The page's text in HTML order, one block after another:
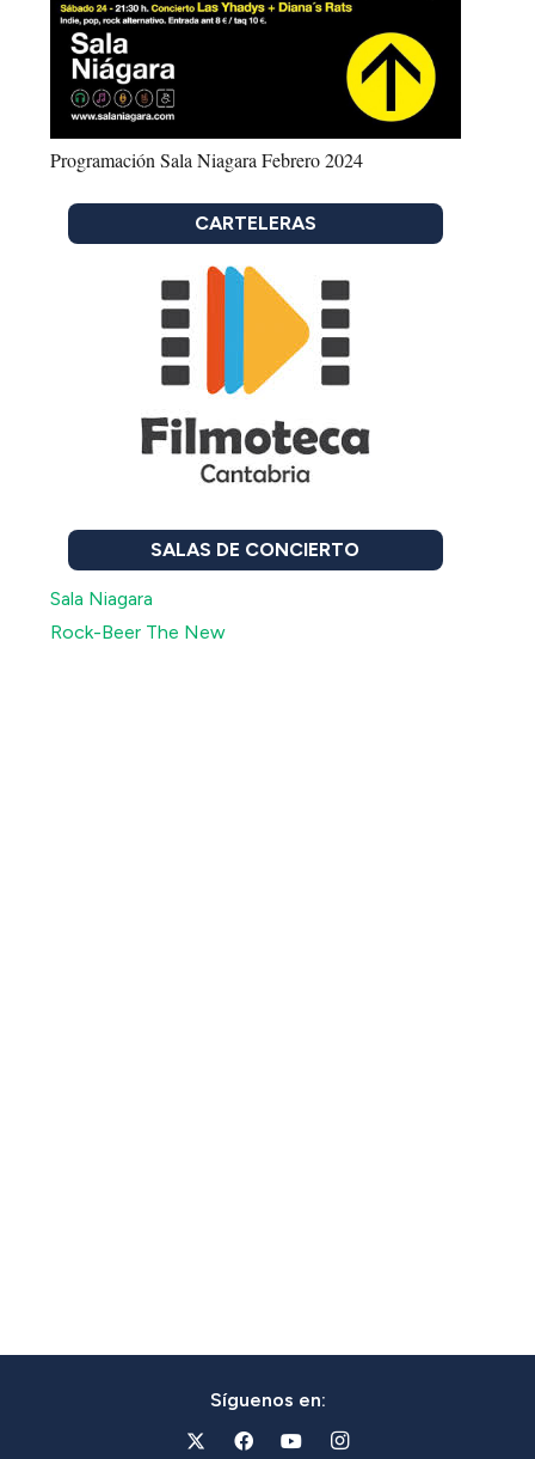
Programación Sala Niagara Febrero 2024
CARTELERAS
SALAS DE CONCIERTO
Sala Niagara
Rock-Beer The New
Síguenos en: